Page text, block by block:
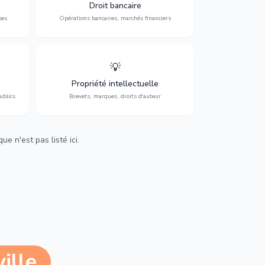
Droit bancaire
Opérations bancaires, marchés financiers
régulation.
💡
Propriété intellectuelle
Brevets, marques, droits d'auteur
Protection de vos créations : brevets,
marques, droits d'auteur et lutte contre la
contrefaçon.
n'est pas listé ici.